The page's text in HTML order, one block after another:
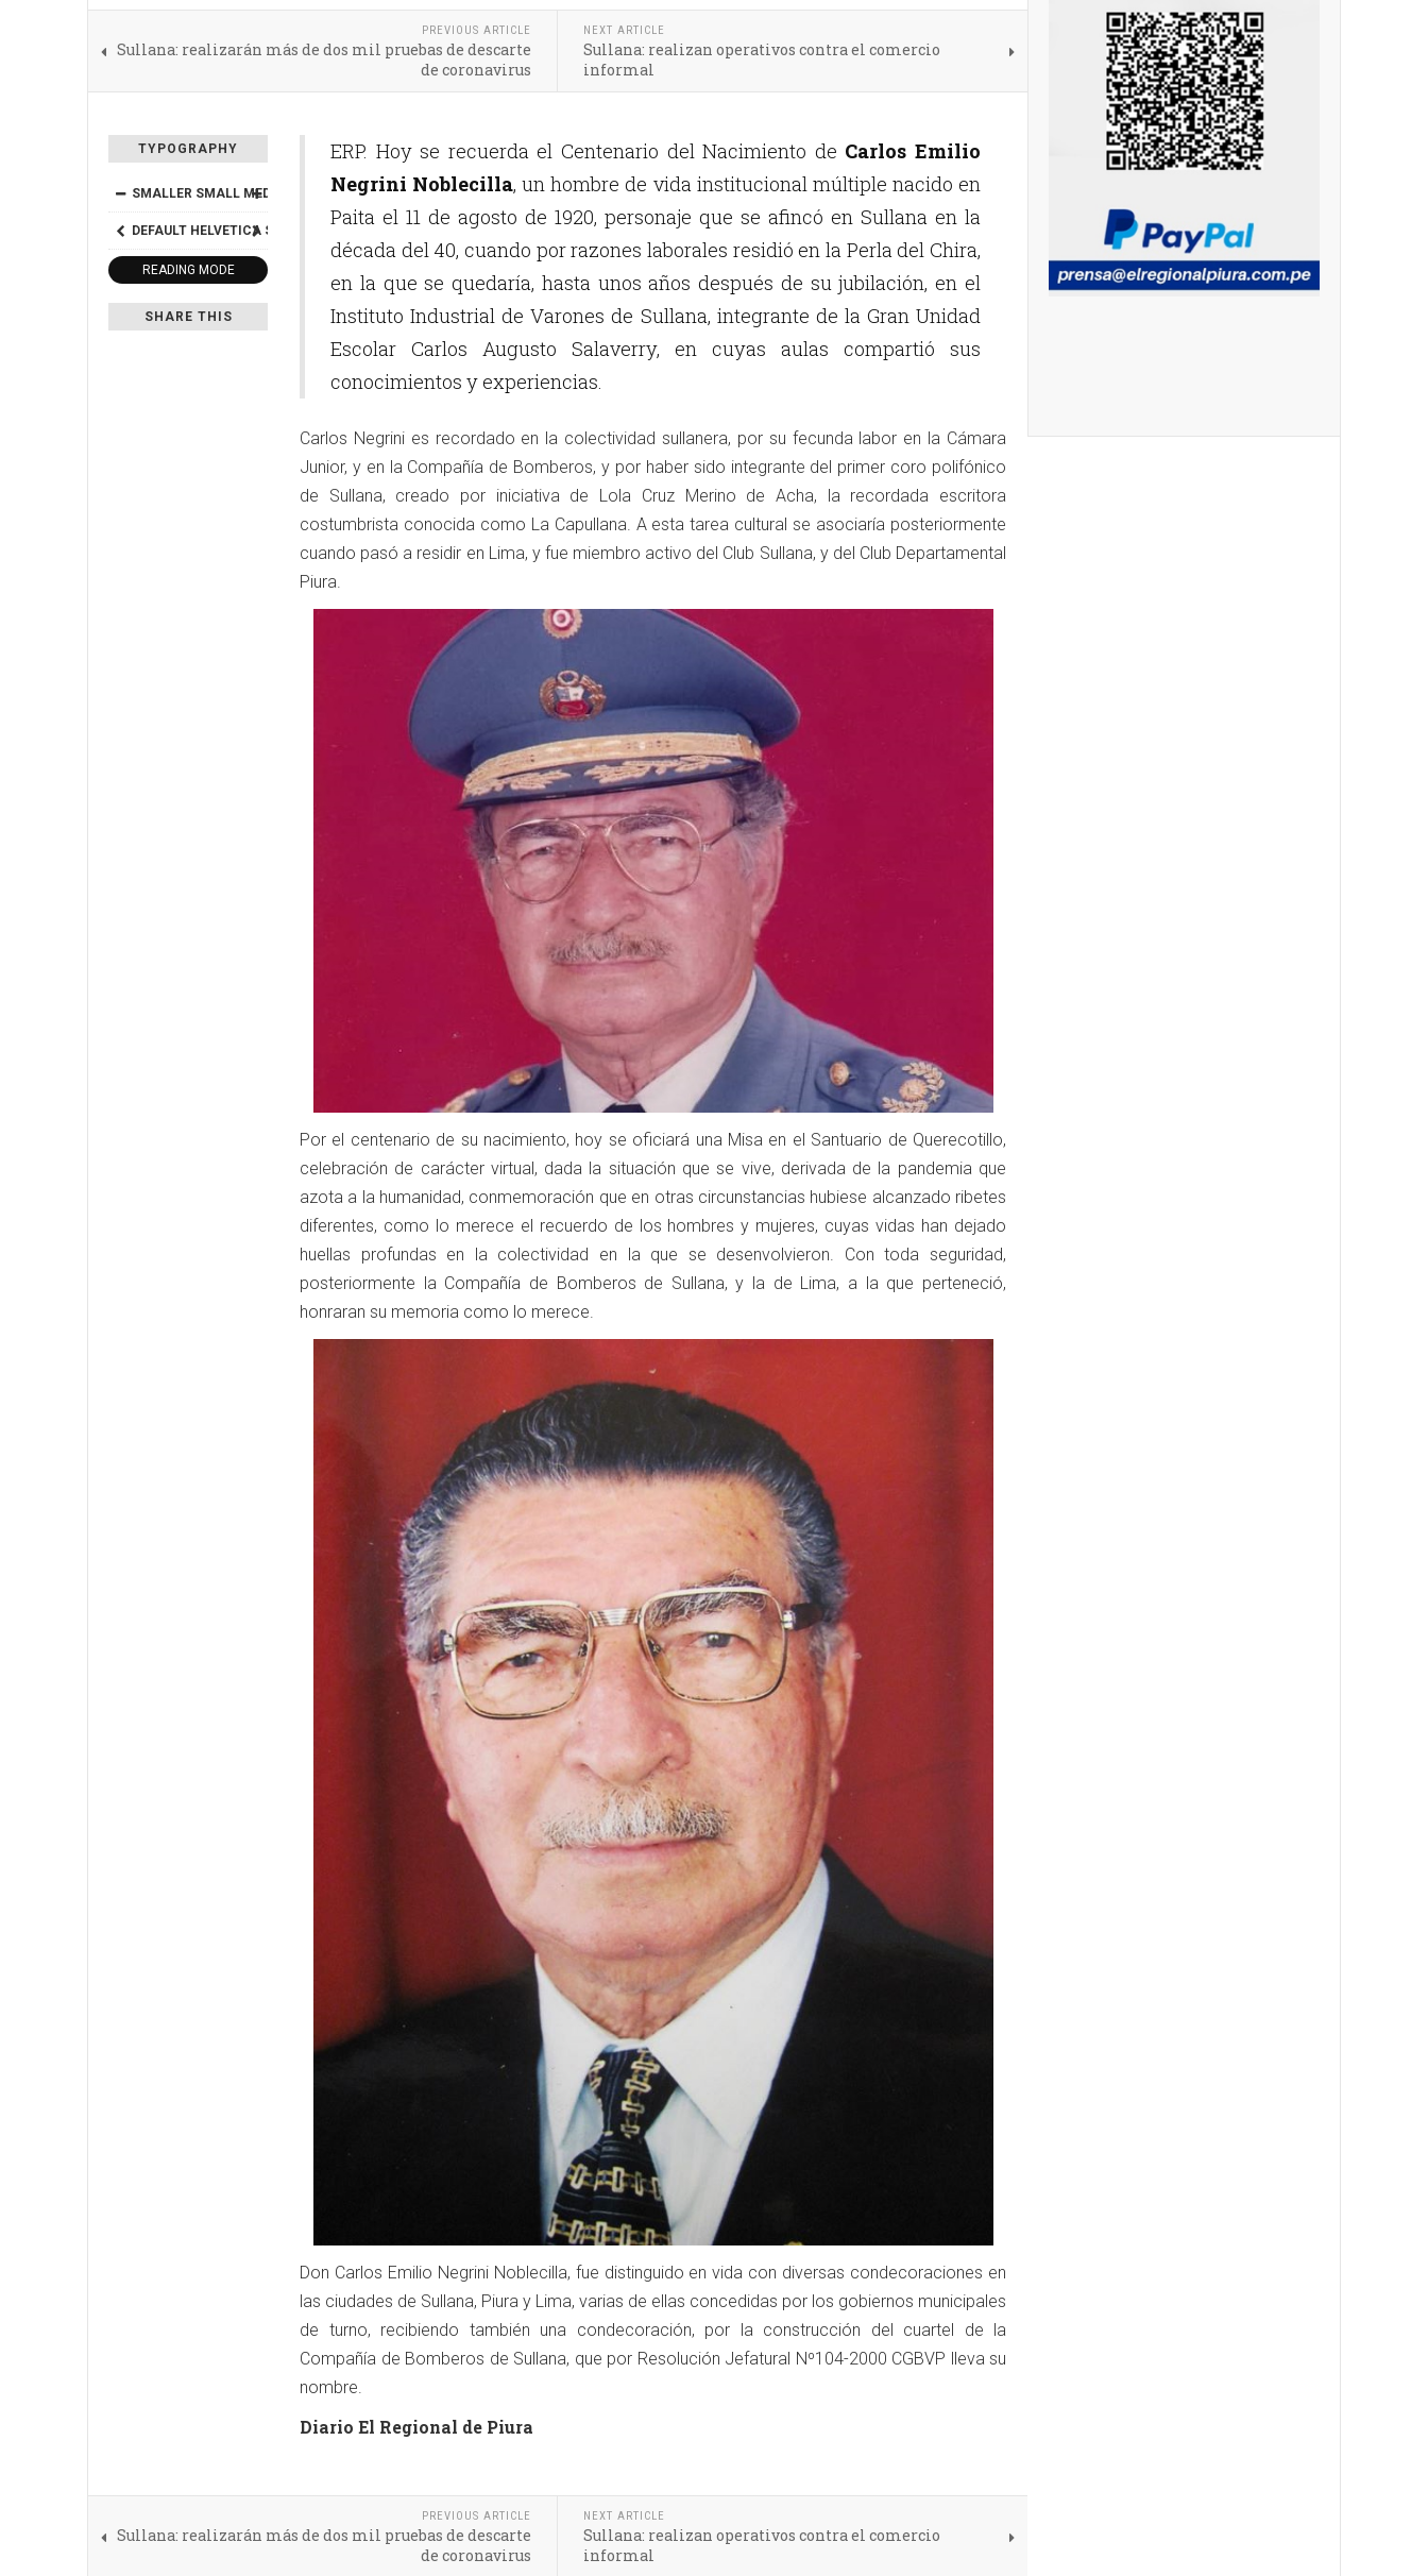
PREVIOUS ARTICLE
Sullana: realizarán más de dos mil pruebas de descarte
de coronavirus
NEXT ARTICLE
Sullana: realizan operativos contra el comercio
informal
TYPOGRAPHY
SMALLER SMALL MEDIUM BIGGER
DEFAULT HELVETICA SEGOE
READING MODE
SHARE THIS
ERP. Hoy se recuerda el Centenario del Nacimiento de Carlos Emilio
Negrini Noblecilla, un hombre de vida institucional múltiple nacido en
Paita el 11 de agosto de 1920, personaje que se afincó en Sullana en la
década del 40, cuando por razones laborales residió en la Perla del Chira,
en la que se quedaría, hasta unos años después de su jubilación, en el
Instituto Industrial de Varones de Sullana, integrante de la Gran Unidad
Escolar Carlos Augusto Salaverry, en cuyas aulas compartió sus
conocimientos y experiencias.
Carlos Negrini es recordado en la colectividad sullanera, por su fecunda labor en la Cámara
Junior, y en la Compañía de Bomberos, y por haber sido integrante del primer coro polifónico
de Sullana, creado por iniciativa de Lola Cruz Merino de Acha, la recordada escritora
costumbrista conocida como La Capullana. A esta tarea cultural se asociaría posteriormente
cuando pasó a residir en Lima, y fue miembro activo del Club Sullana, y del Club Departamental
Piura.
Por el centenario de su nacimiento, hoy se oficiará una Misa en el Santuario de Querecotillo,
celebración de carácter virtual, dada la situación que se vive, derivada de la pandemia que
azota a la humanidad, conmemoración que en otras circunstancias hubiese alcanzado ribetes
diferentes, como lo merece el recuerdo de los hombres y mujeres, cuyas vidas han dejado
huellas profundas en la colectividad en la que se desenvolvieron. Con toda seguridad,
posteriormente la Compañía de Bomberos de Sullana, y la de Lima, a la que perteneció,
honraran su memoria como lo merece.
Don Carlos Emilio Negrini Noblecilla, fue distinguido en vida con diversas condecoraciones en
las ciudades de Sullana, Piura y Lima, varias de ellas concedidas por los gobiernos municipales
de turno, recibiendo también una condecoración, por la construcción del cuartel de la
Compañía de Bomberos de Sullana, que por Resolución Jefatural Nº104-2000 CGBVP lleva su
nombre.
Diario El Regional de Piura
PREVIOUS ARTICLE
Sullana: realizarán más de dos mil pruebas de descarte
de coronavirus
NEXT ARTICLE
Sullana: realizan operativos contra el comercio
informal